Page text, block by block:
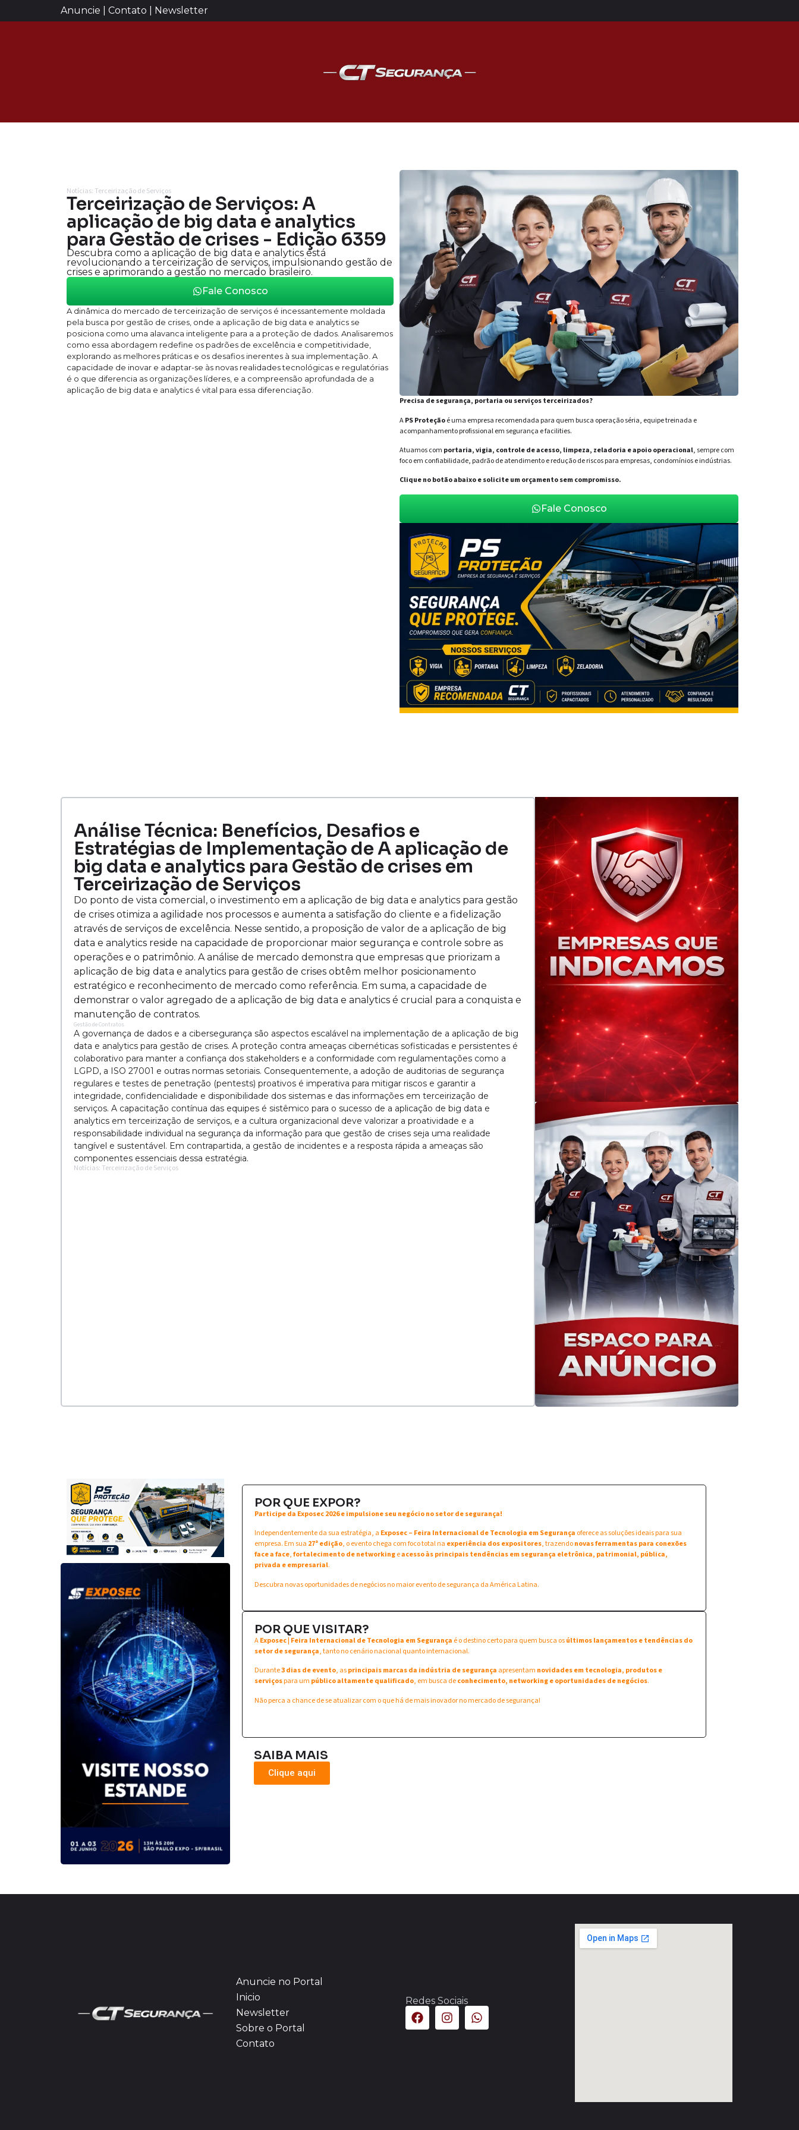
Anuncie | Contato | Newsletter
Notícias: Terceirização de Serviços
Terceirização de Serviços: A
aplicação de big data e analytics
para Gestão de crises - Edição 6359
Descubra como a aplicação de big data e analytics está
revolucionando a terceirização de serviços, impulsionando gestão de
crises e aprimorando a gestão no mercado brasileiro.
Fale Conosco
A dinâmica do mercado de terceirização de serviços é incessantemente moldada
pela busca por gestão de crises, onde a aplicação de big data e analytics se
posiciona como uma alavanca inteligente para a a proteção de dados. Analisaremos
como essa abordagem redefine os padrões de excelência e competitividade,
explorando as melhores práticas e os desafios inerentes à sua implementação. A
capacidade de inovar e adaptar-se às novas realidades tecnológicas e regulatórias
é o que diferencia as organizações líderes, e a compreensão aprofundada de a
aplicação de big data e analytics é vital para essa diferenciação.
Precisa de segurança, portaria ou serviços terceirizados?
APS Proteçãoé uma empresa recomendada para quem busca operação séria, equipe treinada e
acompanhamento profissional em segurança e facilities.
Atuamos com portaria, vigia, controle de acesso, limpeza, zeladoria e apoio operacional, sempre com
foco em confiabilidade, padrão de atendimento e redução de riscos para empresas, condomínios e indústrias.
Clique no botão abaixo e solicite um orçamento sem compromisso.
Fale Conosco
Análise Técnica: Benefícios, Desafios e
Estratégias de Implementação de A aplicação de
big data e analytics para Gestão de crises em
Terceirização de Serviços
Do ponto de vista comercial, o investimento em a aplicação de big data e analytics para gestão
de crises otimiza a agilidade nos processos e aumenta a satisfação do cliente e a fidelização
através de serviços de excelência. Nesse sentido, a proposição de valor de a aplicação de big
data e analytics reside na capacidade de proporcionar maior segurança e controle sobre as
operações e o patrimônio. A análise de mercado demonstra que empresas que priorizam a
aplicação de big data e analytics para gestão de crises obtêm melhor posicionamento
estratégico e reconhecimento de mercado como referência. Em suma, a capacidade de
demonstrar o valor agregado de a aplicação de big data e analytics é crucial para a conquista e
manutenção de contratos.
Gestão de Contratos
A governança de dados e a cibersegurança são aspectos escalável na implementação de a aplicação de big
data e analytics para gestão de crises. A proteção contra ameaças cibernéticas sofisticadas e persistentes é
colaborativo para manter a confiança dos stakeholders e a conformidade com regulamentações como a
LGPD, a ISO 27001 e outras normas setoriais. Consequentemente, a adoção de auditorias de segurança
regulares e testes de penetração (pentests) proativos é imperativa para mitigar riscos e garantir a
integridade, confidencialidade e disponibilidade dos sistemas e das informações em terceirização de
serviços. A capacitação contínua das equipes é sistêmico para o sucesso de a aplicação de big data e
analytics em terceirização de serviços, e a cultura organizacional deve valorizar a proatividade e a
responsabilidade individual na segurança da informação para que gestão de crises seja uma realidade
tangível e sustentável. Em contrapartida, a gestão de incidentes e a resposta rápida a ameaças são
componentes essenciais dessa estratégia.
Notícias: Terceirização de Serviços
POR QUE EXPOR?
Participe da Exposec 2026 e impulsione seu negócio no setor de segurança!
Independentemente da sua estratégia, a Exposec – Feira Internacional de Tecnologia em Segurança oferece as soluções ideais para sua
empresa. Em sua 27ª edição, o evento chega com foco total na experiência dos expositores, trazendonovas ferramentas para conexões
face a face,fortalecimento de networkingeacesso às principais tendências em segurança eletrônica, patrimonial, pública,
privada e empresarial.
Descubra novas oportunidades de negócios no maior evento de segurança da América Latina.
POR QUE VISITAR?
AExposec | Feira Internacional de Tecnologia em Segurança é o destino certo para quem busca osúltimos lançamentos e tendências do
setor de segurança, tanto no cenário nacional quanto internacional.
Durante3 dias de evento, asprincipais marcas da indústria de segurança apresentam novidades em tecnologia, produtos e
serviçospara um público altamente qualificado, em busca deconhecimento, networking e oportunidades de negócios.
Não perca a chance de se atualizar com o que há de mais inovador no mercado de segurança!
SAIBA MAIS
Clique aqui
Anuncie no Portal
Inicio
Newsletter
Sobre o Portal
Contato
Redes Sociais